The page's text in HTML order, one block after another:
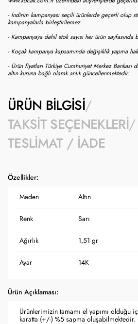
- İndirim kampanyası seçili ürünlerde geçerli olup
kampanyalarla birleştirilemez.
- Kampanyaya dahil stok sayısı her ürün sayfasında
- Koçak kampanya kapsamında değişiklik yapma
- Ürün fiyatları Türkiye Cumhuriyet Merkez Bankası
altın kuruna bağlı olarak anlık güncellenmektedir.
ÜRÜN BILGISI
TAKSIT SEÇENEKLERI
TESLIMAT / İADE
Özellikler:
Maden Altın
Renk Sarı
Ağırlık 1,51 gr
Ayar 14K
Ürün Açıklaması:
Ürünlerimizin tamamı el yapımı olduğu
karatta (+/-) %5 sapma oluşabilmektedir.